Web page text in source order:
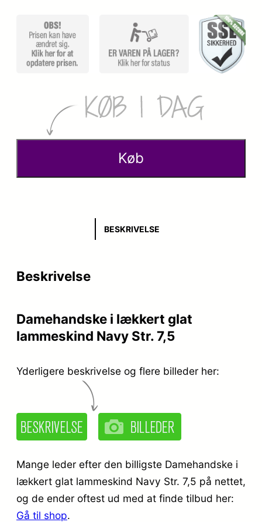
l
i
v
a
r
k
r
4
t
u
e
p
s
k
r
.
3
4
9
,
9
Køb
BESKRIVELSE
Beskrivelse
Damehandske i lækkert glat
lammeskind Navy Str. 7,5
Yderligere beskrivelse og flere billeder her:
Mange leder efter den billigste Damehandske i
lækkert glat lammeskind Navy Str. 7,5 på nettet,
og de ender oftest ud med at finde tilbud her:
Gå til shop.